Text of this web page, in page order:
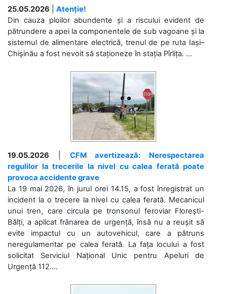
25.05.2026
Atenție!
Din cauza ploilor abundente și a riscului evident de
pătrundere a apei la componentele de sub vagoane și la
sistemul de alimentare electrică, trenul de pe ruta Iași–
Chișinău a fost nevoit să staționeze în stația Pîrlița. ...
19.05.2026
CFM avertizează: Nerespectarea
regulilor la trecerile la nivel cu calea ferată poate
provoca accidente grave
La 19 mai 2026, în jurul orei 14.15, a fost înregistrat un
incident la o trecere la nivel cu calea ferată. Mecanicul
unui tren, care circula pe tronsonul feroviar Florești-
Bălți, a aplicat frânarea de urgență, însă nu a reușit să
evite impactul cu un autovehicul, care a pătruns
neregulamentar pe calea ferată. La fața locului a fost
solicitat Serviciul Național Unic pentru Apeluri de
Urgență 112....